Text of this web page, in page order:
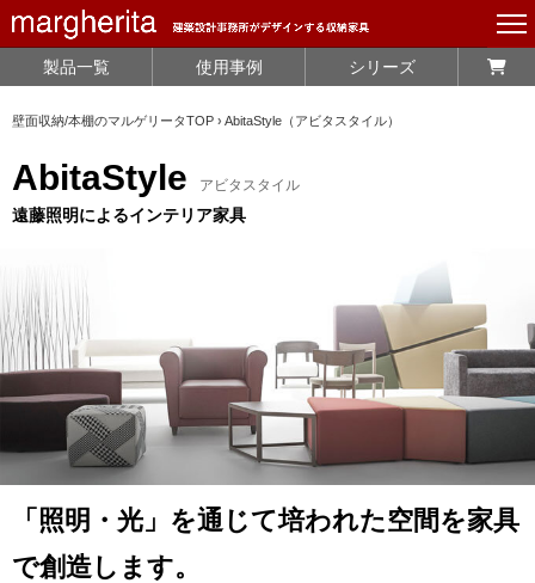
製品一覧 使用事例 シリーズ
壁面収納/本棚のマルゲリータTOP › AbitaStyle（アビタスタイル）
AbitaStyle アビタスタイル
遠藤照明によるインテリア家具
「照明・光」を通じて培われた空間を家具
で創造します。